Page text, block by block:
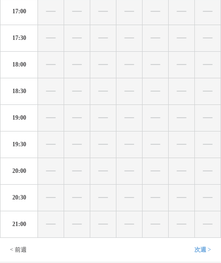
17:00
17:30
18:00
18:30
19:00
19:30
20:00
20:30
21:00
< 前週 次週 >